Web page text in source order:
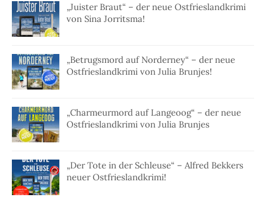
„Juister Braut“ – der neue Ostfrieslandkrimi
von Sina Jorritsma!
„Betrugsmord auf Norderney“ – der neue
Ostfrieslandkrimi von Julia Brunjes!
„Charmeurmord auf Langeoog“ – der neue
Ostfrieslandkrimi von Julia Brunjes
„Der Tote in der Schleuse“ – Alfred Bekkers
neuer Ostfrieslandkrimi!